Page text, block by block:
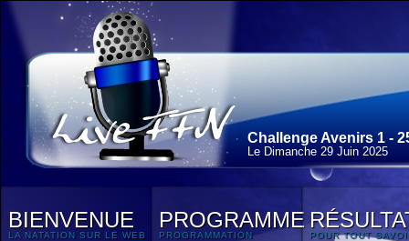
Challenge Avenirs 1 -
Le Dimanche 29 Juin 2025
BIENVENUE
LA NATATION SUR LE WEB
PROGRAMME
PROGRAMMATION POUR TOUT